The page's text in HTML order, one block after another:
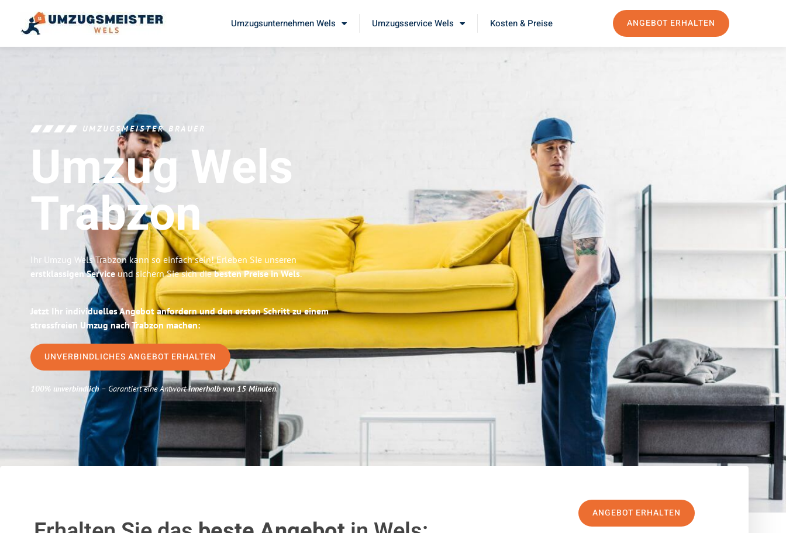
Umzugsunternehmen Wels Umzugsservice Wels Kosten & Preise ANGEBOT ERHALTEN
UMZUGSMEISTER BRAUER
Umzug Wels
Trabzon
Ihr Umzug Wels Trabzon kann so einfach sein! Erleben Sie unseren
erstklassigen Service und sichern Sie sich diebesten Preise in Wels.
Jetzt Ihr individuelles Angebot anfordern und den ersten Schritt zu einem
stressfreien Umzug nach Trabzon machen:
UNVERBINDLICHES ANGEBOT ERHALTEN
100% unverbindlich– Garantiert eine Antwortinnerhalb von 15 Minuten.
ANGEBOT ERHALTEN